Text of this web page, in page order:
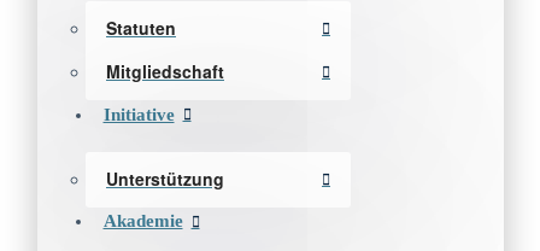
Statuten
Mitgliedschaft
Initiative
Unterstützung
Akademie